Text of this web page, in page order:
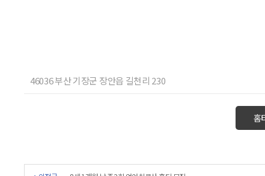
46036 부산 기장군 장안읍 길천리 230
홈